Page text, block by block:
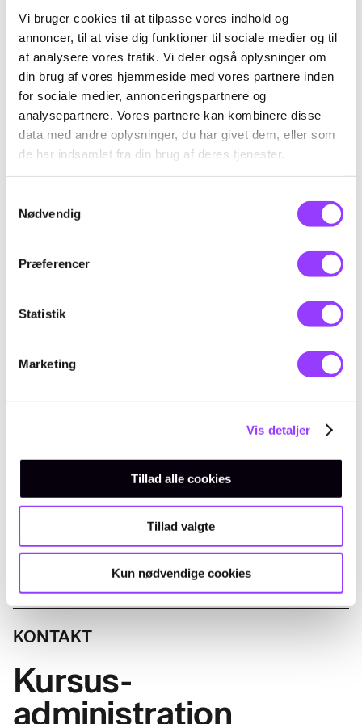
Vi bruger cookies til at tilpasse vores indhold og
annoncer, til at vise dig funktioner til sociale medier og til
at analysere vores trafik. Vi deler også oplysninger om
din brug af vores hjemmeside med vores partnere inden
for sociale medier, annonceringspartnere og
analysepartnere. Vores partnere kan kombinere disse
data med andre oplysninger, du har givet dem, eller som
de har indsamlet fra din brug af deres tjenester.
Nødvendig
Præferencer
Statistik
Marketing
Vis detaljer
Tillad alle cookies
Tillad valgte
Kun nødvendige cookies
Mål
Efter kurset kan du udføre systematisk
fejlfinding på automatiske maskiner og
anlæg, der indeholder relæ-, PLC-,
pneumatiske og el-pneumatiske
komponenter.
Du kan opbygge og afprøve el-pneumatiske
almindeligt forekommende følere.
Du kan også anvende og ajourføre el-
dokumentation efter gældende standard og
automatiske anlæg.
Automatiske anlæg 2-2, El-
pneumatik og fejlfinding
Skolefagkode
49420
Varighed
5 dage
Timer pr. dag
Indhold
Deltageren kan systematiske fejlfinde på
KONTAKT
Kursus-
administration